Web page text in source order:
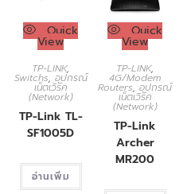
Quick
View
TP-LINK,
Switchs, อุปกรณ์
เน็ตเวิร์ค
(Network)
TP-Link TL-
SF1005D
อ่านเพิ่ม
Quick
View
TP-LINK,
4G/Modem
Routers,อุปกรณ์
เน็ตเวิร์ค
(Network)
TP-Link
Archer
MR200